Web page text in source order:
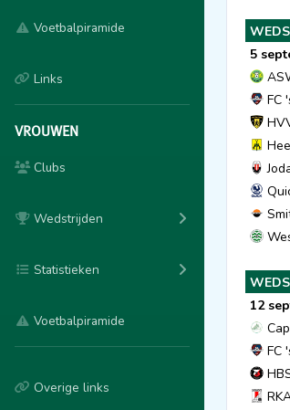
Voetbalpiramide
Links
VROUWEN
Clubs
Wedstrijden
Statistieken
Voetbalpiramide
Overige links
5
FC
12
FC